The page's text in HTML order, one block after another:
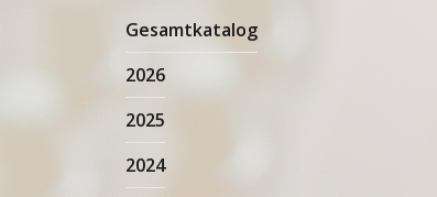
Gesamtkatalog
2026
2025
2024